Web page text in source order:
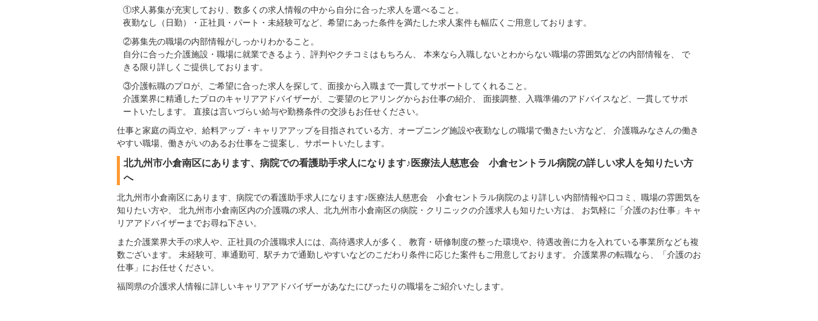
①求人募集が充実しており、数多くの求人情報の中から自分に合った求人を選べること。
夜勤なし（日勤）・正社員・パート・未経験可など、希望にあった条件を満たした求人案件も幅広くご用意しております。
②募集先の職場の内部情報がしっかりわかること。
自分に合った介護施設・職場に就業できるよう、評判やクチコミはもちろん、 本来なら入職しないとわからない職場の雰囲気などの内部情報を、 で
きる限り詳しくご提供しております。
③介護転職のプロが、ご希望に合った求人を探して、面接から入職まで一貫してサポートしてくれること。
介護業界に精通したプロのキャリアアドバイザーが、ご要望のヒアリングからお仕事の紹介、 面接調整、入職準備のアドバイスなど、一貫してサポ
ートいたします。 直接は言いづらい給与や勤務条件の交渉もお任せください。
仕事と家庭の両立や、給料アップ・キャリアアップを目指されている方、オープニング施設や夜勤なしの職場で働きたい方など、 介護職みなさんの働き
やすい職場、働きがいのあるお仕事をご提案し、サポートいたします。
北九州市小倉南区にあります、病院での看護助手求人になります♪医療法人慈恵会 小倉セントラル病院の詳しい求人を知りたい方
へ
北九州市小倉南区にあります、病院での看護助手求人になります♪医療法人慈恵会 小倉セントラル病院のより詳しい内部情報や口コミ、職場の雰囲気を
知りたい方や、 北九州市小倉南区内の介護職の求人、北九州市小倉南区の病院・クリニックの介護求人も知りたい方は、 お気軽に「介護のお仕事」キャ
リアアドバイザーまでお尋ね下さい。
また介護業界大手の求人や、正社員の介護職求人には、高待遇求人が多く、 教育・研修制度の整った環境や、待遇改善に力を入れている事業所なども複
数ございます。 未経験可、車通勤可、駅チカで通勤しやすいなどのこだわり条件に応じた案件もご用意しております。 介護業界の転職なら、「介護のお
仕事」にお任せください。
福岡県の介護求人情報に詳しいキャリアアドバイザーがあなたにぴったりの職場をご紹介いたします。